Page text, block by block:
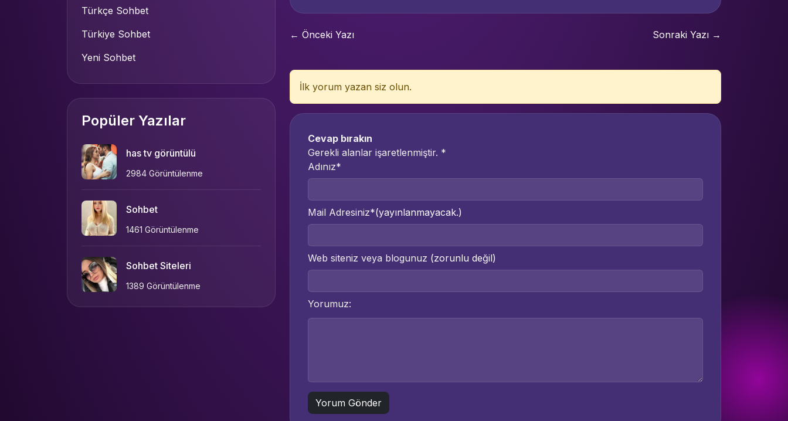
← Önceki Yazı Sonraki Yazı →
İlk yorum yazan siz olun.
Cevap bırakın
Gerekli alanlar işaretlenmiştir. *
Adınız*
Mail Adresiniz*(yayınlanmayacak.)
Web siteniz veya blogunuz (zorunlu değil)
Yorumuz:
Türkçe Sohbet
Türkiye Sohbet
Yeni Sohbet
Popüler Yazılar
has tv görüntülü
2984 Görüntülenme
Sohbet
1461 Görüntülenme
Sohbet Siteleri
1389 Görüntülenme